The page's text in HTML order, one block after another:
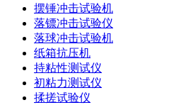
摆锤冲击试验机
落镖冲击试验仪
落球冲击试验机
纸箱抗压机
持粘性测试仪
初粘力测试仪
揉搓试验仪